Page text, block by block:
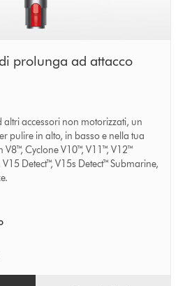
prolunga ad attacco
altri accessori non motorizzati, un
pulire in alto, in basso e nella tua
Cyclone V10™, V11™, V12™
Detect™, V15s Detect™ Submarine,